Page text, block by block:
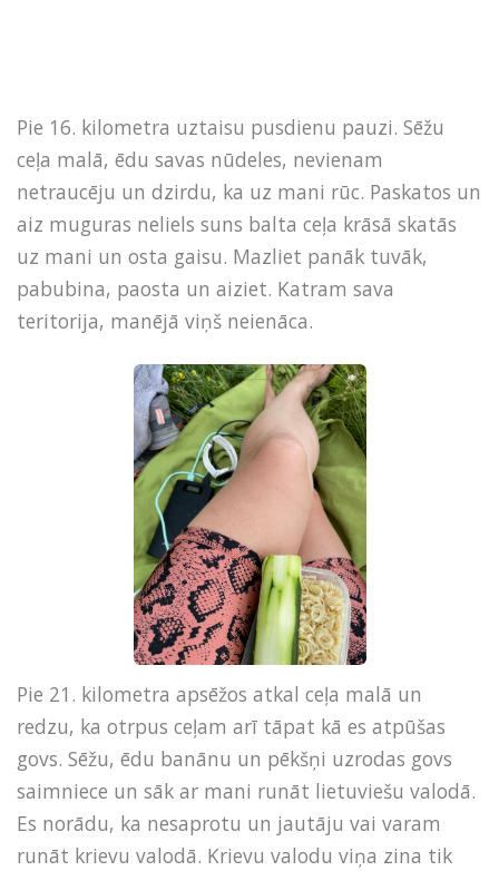
Pie 16. kilometra uztaisu pusdienu pauzi. Sēžu
ceļa malā, ēdu savas nūdeles, nevienam
netraucēju un dzirdu, ka uz mani rūc. Paskatos un
aiz muguras neliels suns balta ceļa krāsā skatās
uz mani un osta gaisu. Mazliet panāk tuvāk,
pabubina, paosta un aiziet. Katram sava
teritorija, manējā viņš neienāca.
Pie 21. kilometra apsēžos atkal ceļa malā un
redzu, ka otrpus ceļam arī tāpat kā es atpūšas
govs. Sēžu, ēdu banānu un pēkšņi uzrodas govs
saimniece un sāk ar mani runāt lietuviešu valodā.
Es norādu, ka nesaprotu un jautāju vai varam
runāt krievu valodā. Krievu valodu viņa zina tik